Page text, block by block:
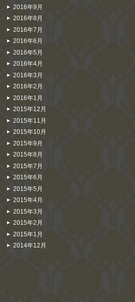
2016年9月
2016年8月
2016年7月
2016年6月
2016年5月
2016年4月
2016年3月
2016年2月
2016年1月
2015年12月
2015年11月
2015年10月
2015年9月
2015年8月
2015年7月
2015年6月
2015年5月
2015年4月
2015年3月
2015年2月
2015年1月
2014年12月